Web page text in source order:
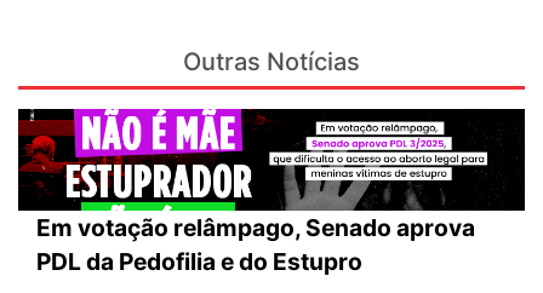
Outras Notícias
Em votação relâmpago, Senado aprova
PDL da Pedofilia e do Estupro